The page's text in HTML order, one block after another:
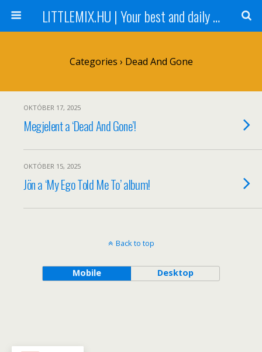
LITTLEMIX.HU | Your best and daily updated fansite about Little Mix
Categories › Dead And Gone
OKTÓBER 17, 2025
Megjelent a ‘Dead And Gone’!
OKTÓBER 15, 2025
Jön a ‘My Ego Told Me To’ album!
Back to top
Mobile Desktop